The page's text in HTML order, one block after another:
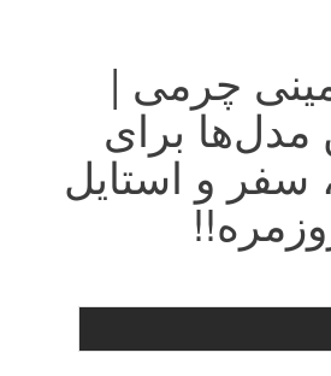
چرمی |
مدل‌ها برای
سفر و استایل